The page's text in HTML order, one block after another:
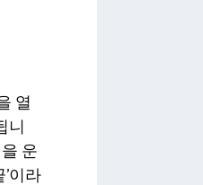
열
니
운
이라